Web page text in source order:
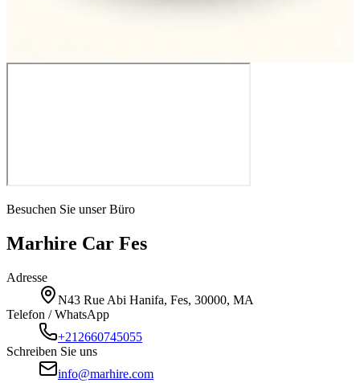
Besuchen Sie unser Büro
Marhire Car Fes
Adresse
N43 Rue Abi Hanifa, Fes, 30000, MA
Telefon / WhatsApp
+212660745055
Schreiben Sie uns
info@marhire.com